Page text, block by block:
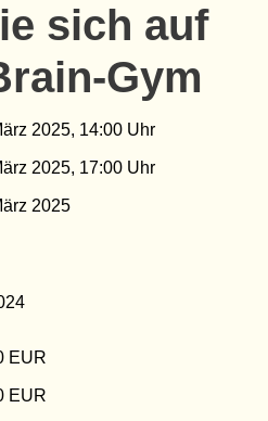
sich auf
Gym
2025, 14:00
2025, 17:00
2025
EUR
EUR